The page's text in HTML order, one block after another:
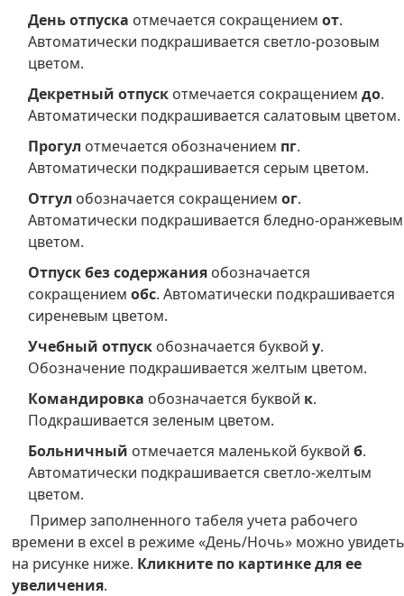
День отпуска отмечается сокращениемот.
Автоматически подкрашивается светло-розовым
цветом.
Декретный отпуск отмечается сокращениемдо.
Автоматически подкрашивается салатовым цветом.
Прогул отмечается обозначением пг.
Автоматически подкрашивается серым цветом.
Отгул обозначается сокращениемог.
Автоматически подкрашивается бледно-оранжевым
цветом.
Отпуск без содержания обозначается
сокращениемобс. Автоматически подкрашивается
сиреневым цветом.
Учебный отпуск обозначается буквойу.
Обозначение подкрашивается желтым цветом.
Командировка обозначается буквой к.
Подкрашивается зеленым цветом.
Больничный отмечается маленькой буквойб.
Автоматически подкрашивается светло-желтым
цветом.
Пример заполненного табеля учета рабочего
времени в excel в режиме «День/Ночь» можно
на рисунке ниже. Кликните по картинке для ее
увеличения.